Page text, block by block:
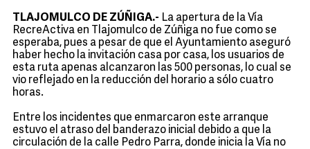
TLAJOMULCO DE ZÚÑIGA.- La apertura de la Vía
RecreActiva en Tlajomulco de Zúñiga no fue como se
esperaba, pues a pesar de que el Ayuntamiento aseguró
haber hecho la invitación casa por casa, los usuarios de
esta ruta apenas alcanzaron las 500 personas, lo cual se
vio reflejado en la reducción del horario a sólo cuatro
horas.
Entre los incidentes que enmarcaron este arranque
estuvo el atraso del banderazo inicial debido a que la
circulación de la calle Pedro Parra, donde inicia la Vía no